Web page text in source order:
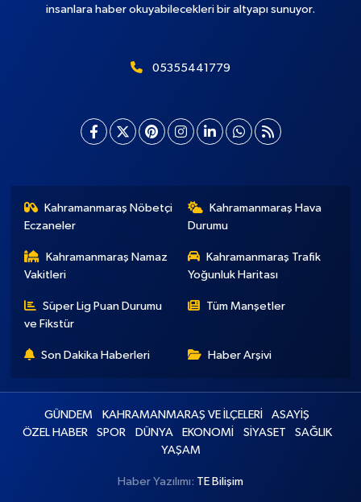
insanlara haber okuyabilecekleri bir altyapı sunuyor.
05355441779
Kahramanmaraş Nöbetçi
Eczaneler
Kahramanmaraş Hava
Durumu
Kahramanmaraş Namaz
Vakitleri
Kahramanmaraş Trafik
Yoğunluk Haritası
Süper Lig Puan Durumu
ve Fikstür
Tüm Manşetler
Son Dakika Haberleri Haber Arşivi
GÜNDEM KAHRAMANMARAŞ VE İLÇELERİ
ASAYİŞ
ÖZEL HABER
SPOR DÜNYA EKONOMİ SİYASET
SAĞLIK
YAŞAM
Haber Yazılımı: TE Bilişim